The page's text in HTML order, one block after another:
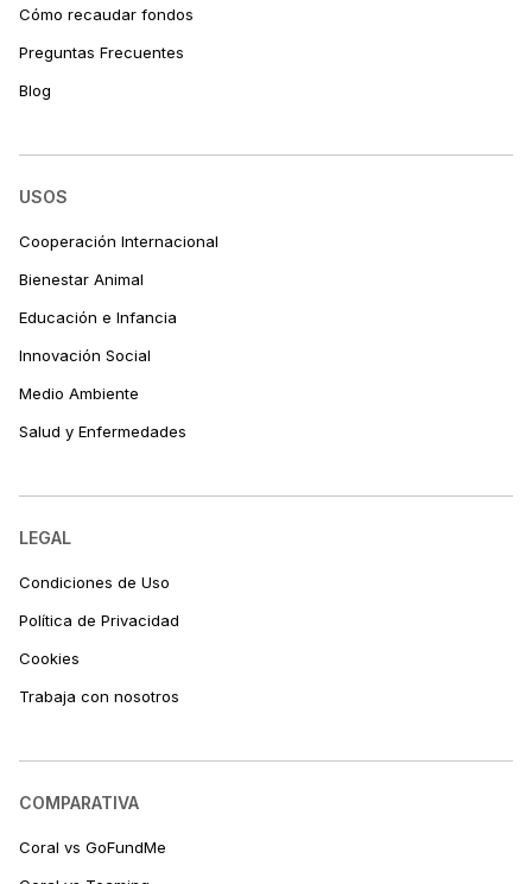
Cómo recaudar fondos
Preguntas Frecuentes
Blog
USOS
Cooperación Internacional
Bienestar Animal
Educación e Infancia
Innovación Social
Medio Ambiente
Salud y Enfermedades
LEGAL
Condiciones de Uso
Política de Privacidad
Cookies
Trabaja con nosotros
COMPARATIVA
Coral vs GoFundMe